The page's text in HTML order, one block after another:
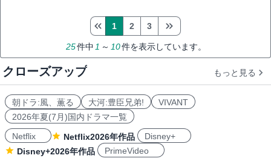
25件中 1 ～ 10件を表示しています。
1 2 3
クローズアップ もっと見る
朝ドラ:風、薫る 大河:豊臣兄弟!
VIVANT
2026年夏(7月)国内ドラマ一覧
Netflix
Netflix2026年作品
Disney+
Disney+2026年作品
PrimeVideo